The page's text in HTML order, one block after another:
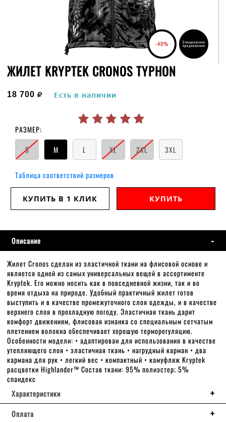
-40% Специальное
предложение
ЖИЛЕТ KRYPTEK CRONOS TYPHON
18 700 руб.
Есть в наличии
РАЗМЕР:
S
M L XL 2XL 3XL
Таблица соответствий размеров
КУПИТЬ В 1 КЛИК КУПИТЬ
Описание
Жилет Cronos сделан из эластичной ткани на флисовой основе и
является одной из самых универсальных вещей в ассортименте
Kryptek. Его можно носить как в повседневной жизни, так и во
время отдыха на природе. Удобный практичный жилет готов
выступить и в качестве промежуточного слоя одежды, и в качестве
верхнего слоя в прохладную погоду. Эластичная ткань дарит
комфорт движениям, флисовая изнанка со специальным сетчатым
плетением волокна обеспечивает хорошую терморегуляцию.
Особенности модели: • адаптирован для использования в качестве
утепляющего слоя • эластичная ткань • нагрудный карман • два
кармана для рук • легкий вес • компактный • камуфляж Kryptek
расцветки Highlander™ Cостав ткани: 95% полиэстер; 5%
спандекс
Характеристики
Оплата